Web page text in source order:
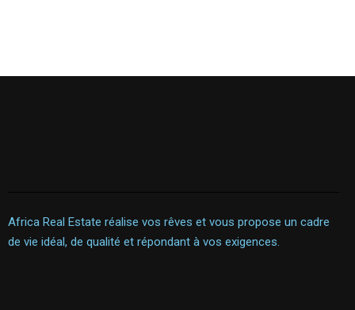
Africa Real Estate réalise vos rêves et vous propose un cadre
de vie idéal, de qualité et répondant à vos exigences.